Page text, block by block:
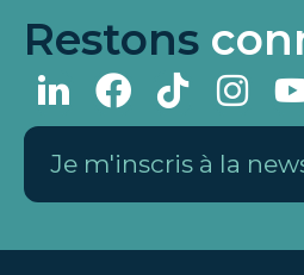
Restons
Je m'inscris à la